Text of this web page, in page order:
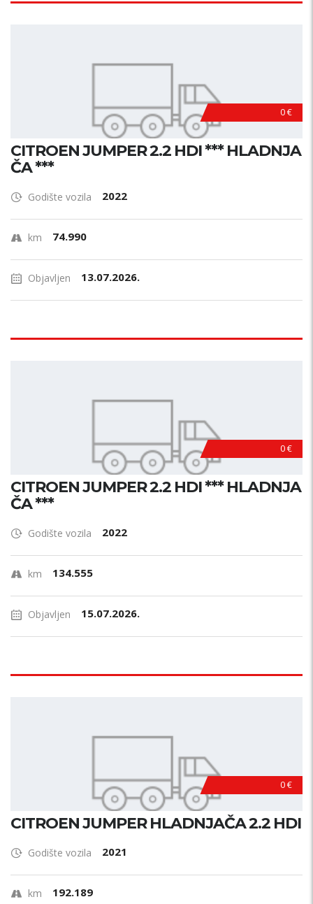
0 €
CITROEN JUMPER 2.2 HDI *** HLADNJA
ČA ***
Godište vozila 2022
km 74.990
Objavljen 13.07.2026.
0 €
CITROEN JUMPER 2.2 HDI *** HLADNJA
ČA ***
Godište vozila 2022
km 134.555
Objavljen 15.07.2026.
0 €
CITROEN JUMPER HLADNJAČA 2.2 HDI
Godište vozila 2021
km 192.189